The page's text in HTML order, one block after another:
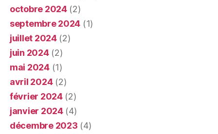
octobre 2024(2)
septembre 2024 (1)
juillet 2024(2)
juin 2024(2)
mai 2024(1)
avril 2024(2)
février 2024(2)
janvier 2024(4)
décembre 2023 (4)